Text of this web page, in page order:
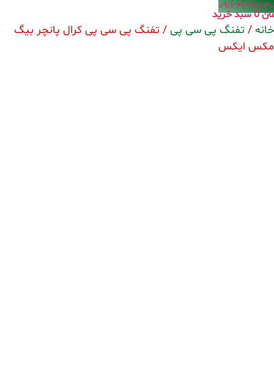
۰۹۱۲۴۳۹۶۷۳۰
0سبد خرید
خانه / تفنگ پی سی پی / تفنگ پی سی پی کرال پانچر بیگ
مکس ایکس